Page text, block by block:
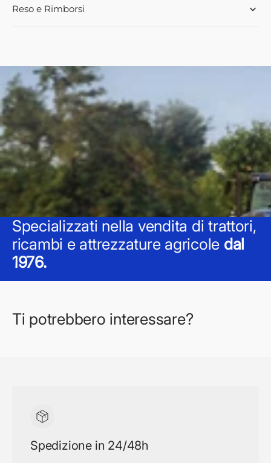
Reso e Rimborsi
Specializzati nella vendita di trattori,
ricambi e attrezzature agricole dal
1976.
Ti potrebbero interessare?
Spedizione in 24/48h